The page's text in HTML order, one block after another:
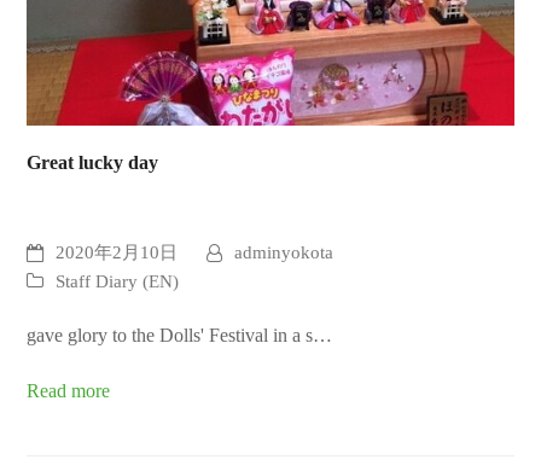
Great lucky day
2020年2月10日
adminyokota
Staff Diary (EN)
gave glory to the Dolls' Festival in a s…
Read more